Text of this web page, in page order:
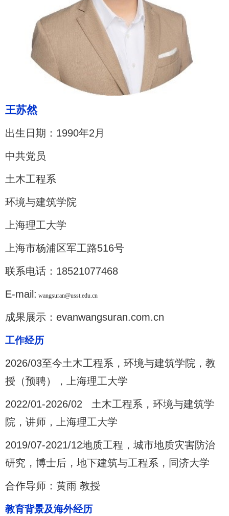
王苏然
出生日期：1990年2月
中共党员
土木工程系
环境与建筑学院
上海理工大学
上海市杨浦区军工路516号
联系电话：18521077468
E-mail: wangsuran@usst.edu.cn
成果展示：evanwangsuran.com.cn
工作经历
2026/03至今土木工程系，环境与建筑学院，教
授（预聘），上海理工大学
2022/01-2026/02 土木工程系，环境与建筑学
院，讲师，上海理工大学
2019/07-2021/12地质工程，城市地质灾害防治
研究，博士后，地下建筑与工程系，同济大学
合作导师：黄雨 教授
教育背景及海外经历